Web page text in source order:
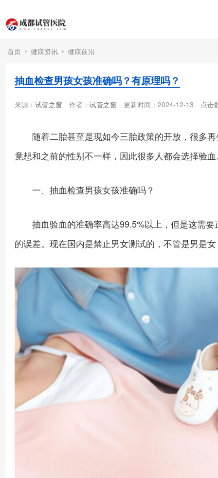
首页 健康资讯 健康前沿
抽血检查男孩女孩准确吗？有原理吗？
来源： 试管之窗 作者： 试管之窗 更新时间：2024-12-13 点击
随着二胎甚至是现如今三胎政策的开放，很多再
竟想和之前的性别不一样，因此很多人都会选择验
一、抽血检查男孩女孩准确吗？
抽血验血的准确率高达99.5%以上，但是这需要
的误差。现在国内是禁止男女测试的，不管是男是